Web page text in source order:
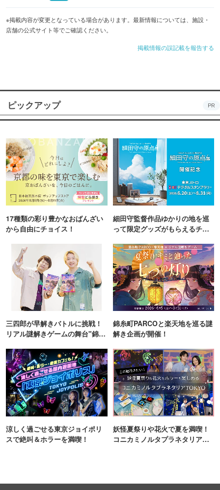
※掲載内容が変更となっている場合があります。最新情報については、施設・
店舗の公式サイト等でご確認ください。
掲載情報の誤記載を報告する
ピックアップ PR
17種類の彩り豊かなおばんざい
から自由にチョイス！
細田守監督作品ゆかりの地を巡
って限定グッズがもらえるチャ
三四郎が早解きバトルに挑戦！
リアル謎解きゲームの舞台"錦糸
錦糸町PARCOと楽天地を巡る謎
解き企画が開催！
涼しく過ごせる東京ジョイポリ
スで絶叫＆ホラーを満喫！
妖怪夏祭りや花火で夏を満喫！
コニカミノルタプラネタリア